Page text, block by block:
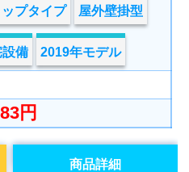
プタイプ 屋外壁掛型
設備 2019年モデル
円
商品詳細